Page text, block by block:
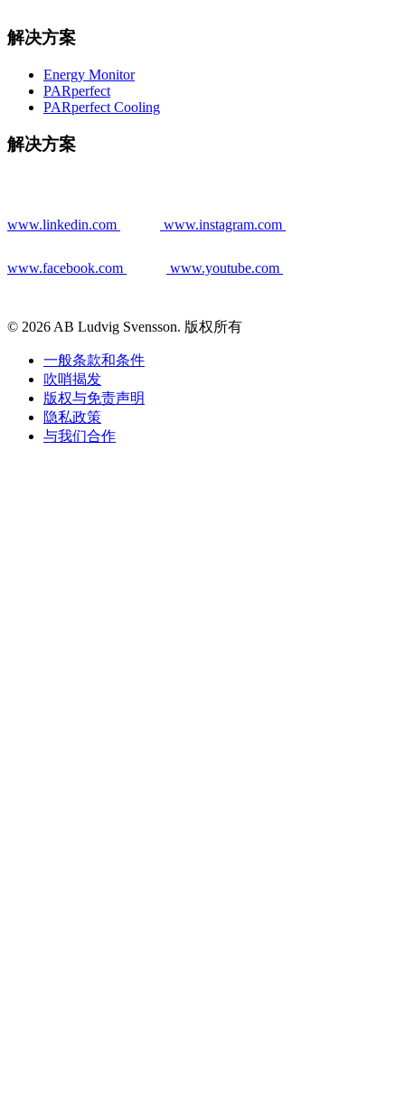
解决方案
Energy Monitor
PARperfect
PARperfect Cooling
解决方案
www.linkedin.com www.instagram.com
www.facebook.com www.youtube.com
© 2026 AB Ludvig Svensson. 版权所有
一般条款和条件
吹哨揭发
版权与免责声明
隐私政策
与我们合作